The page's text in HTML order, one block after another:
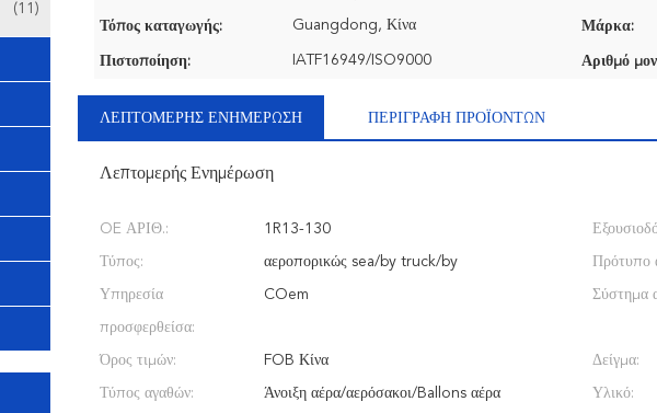
(11)
Τόπος καταγωγής: Guangdong, Κίνα Μάρκα:
Πιστοποίηση: IATF16949/ISO9000 Αριθμό
ΛΕΠΤΟΜΕΡΉΣ ΕΝΗΜΈΡΩΣΗ ΠΕΡΙΓΡΑΦΉ ΠΡΟΪΌΝΤΩΝ
Λεπτομερής Ενημέρωση
OE ΑΡΙΘ.: 1R13-130
Τύπος: αεροπορικώς sea/by truck/by Πρότυπο
Υπηρεσία
προσφερθείσα:
COem Σύστημα
Όρος τιμών: FOB Κίνα Δείγμα:
Τύπος αγαθών: Άνοιξη αέρα/αερόσακοι/Ballons αέρα Υλικό: